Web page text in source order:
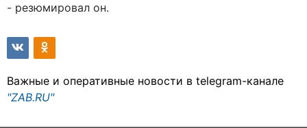
- резюмировал он.
Важные и оперативные новости в telegram-канале
"ZAB.RU"